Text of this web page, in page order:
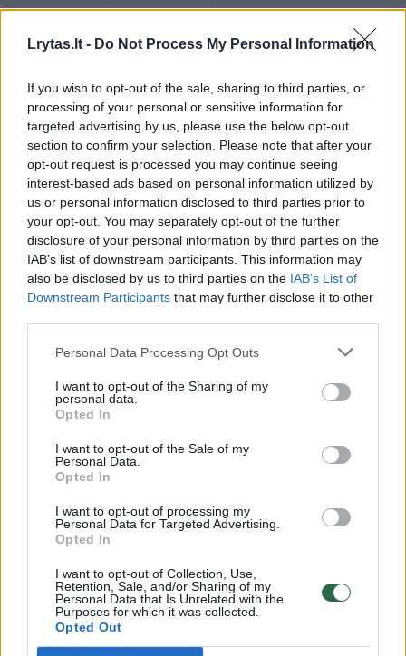
Lrytas.lt - Do Not Process My Personal Information
If you wish to opt-out of the sale, sharing to third parties, or
processing of your personal or sensitive information for
targeted advertising by us, please use the below opt-out
section to confirm your selection. Please note that after your
opt-out request is processed you may continue seeing
interest-based ads based on personal information utilized by
us or personal information disclosed to third parties prior to
your opt-out. You may separately opt-out of the further
disclosure of your personal information by third parties on the
IAB’s list of downstream participants. This information may
also be disclosed by us to third parties on the IAB’s List of
Downstream Participants that may further disclose it to other
Personal Data Processing Opt Outs
I want to opt-out of the Sharing of my
personal data.
Opted In
I want to opt-out of the Sale of my
Personal Data.
Opted In
I want to opt-out of processing my
Personal Data for Targeted Advertising.
Opted In
I want to opt-out of Collection, Use,
Retention, Sale, and/or Sharing of my
Personal Data that Is Unrelated with the
Purposes for which it was collected.
Opted Out
Pirmąjį pusmetį sulaukta 28,3 tūkst. donorų,
donorų, o 2022 m. tuo pačiu metu – 25 tūkst.
donorų. Pirmakarčių donorų šiemet per
pirmąjį pusmetį sulaukta 3,8 tūkst.
Susiję straipsniai
Kraujo centrui dar 5 metus
vadovaus Daumantas
Gutauskas
NKC
NKC primena, kad aukojant kraują, būtina būti
sveiku – kraujo donorais negali būti žmonės,